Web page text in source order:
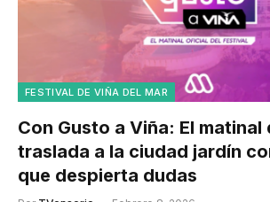
FESTIVAL DE VIÑA DEL MAR
Con Gusto a Viña: El matinal
traslada a la ciudad jardín
que despierta dudas